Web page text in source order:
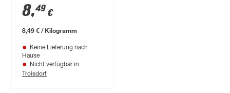
feuerverzinkt
8,49 €
8,49 € / Kilogramm
Keine Lieferung nach
Hause
Nicht verfügbar in
Troisdorf